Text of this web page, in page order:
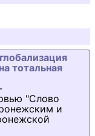
тотальная
"Слово
и